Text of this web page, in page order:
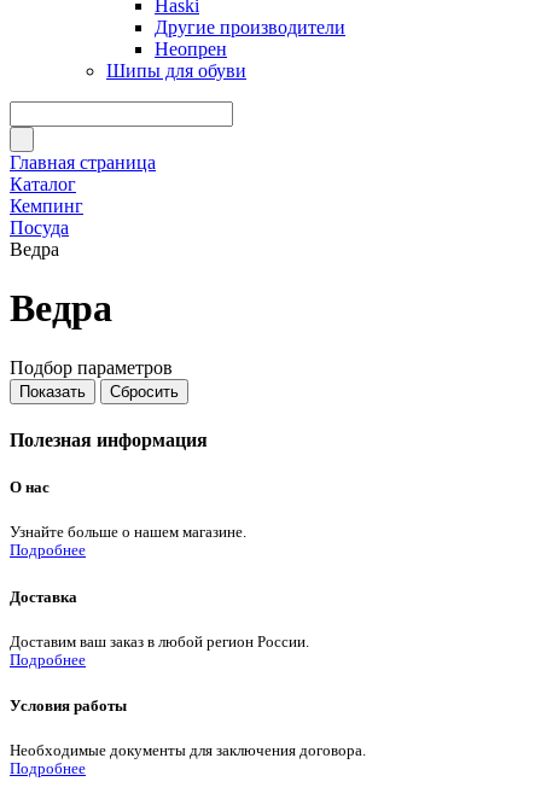
Haski
Другие производители
Неопрен
Шипы для обуви
Главная страница
Каталог
Кемпинг
Посуда
Ведра
Ведра
Подбор параметров
Полезная информация
О нас
Узнайте больше о нашем магазине.
Подробнее
Доставка
Доставим ваш заказ в любой регион России.
Подробнее
Условия работы
Необходимые документы для заключения договора.
Подробнее